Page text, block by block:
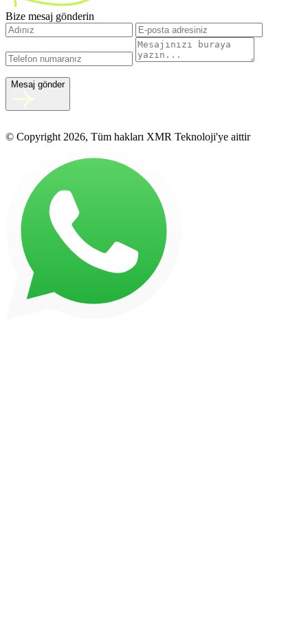
Bize mesaj gönderin
Mesaj gönder
© Copyright 2026, Tüm hakları XMR Teknoloji'ye aittir